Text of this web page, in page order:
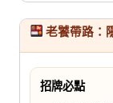
老饕帶路：
招牌必點